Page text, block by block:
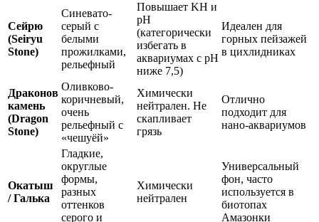
Сейрю
(Seiryu
Stone)
Синевато-
серый с
белыми
прожилками,
рельефный
Повышает KH и
pH
(категорически
избегать в
аквариумах с pH
ниже 7,5)
Идеален для
горных пейзажей
в цихлидниках
Драконов
камень
(Dragon
Stone)
Оливково-
коричневый,
очень
рельефный с
«чешуёй»
Химически
нейтрален. Не
скапливает
грязь
Отлично
подходит для
нано-аквариумов
Окатыш
/ Галька
Гладкие,
округлые
формы,
разных
оттенков
серого и
Химически
нейтрален
Универсальный
фон, часто
используется в
биотопах
Амазонки